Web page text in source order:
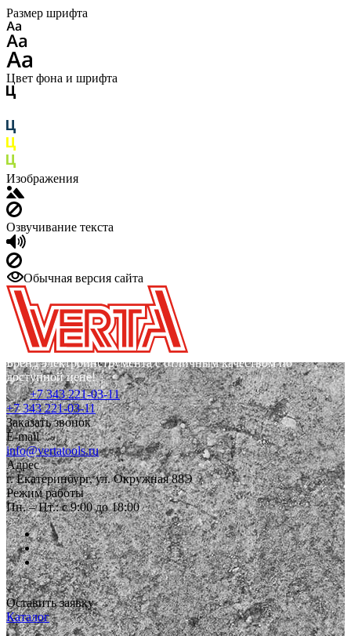
Размер шрифта
Цвет фона и шрифта
Изображения
Озвучивание текста
Обычная версия сайта
Бренд электроинструмента с отличным качеством по
доступной цене!
+7 343 221-03-11
+7 343 221-03-11
Заказать звонок
E-mail
info@vertatools.ru
Адрес
г. Екатеринбург, ул. Окружная 88Э
Режим работы
Пн. – Пт.: с 9:00 до 18:00
Оставить заявку
Каталог